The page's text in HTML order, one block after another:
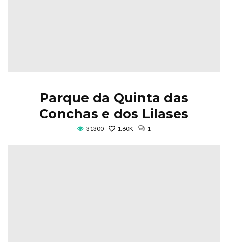
Parque da Quinta das
Conchas e dos Lilases
31300 1.60K 1